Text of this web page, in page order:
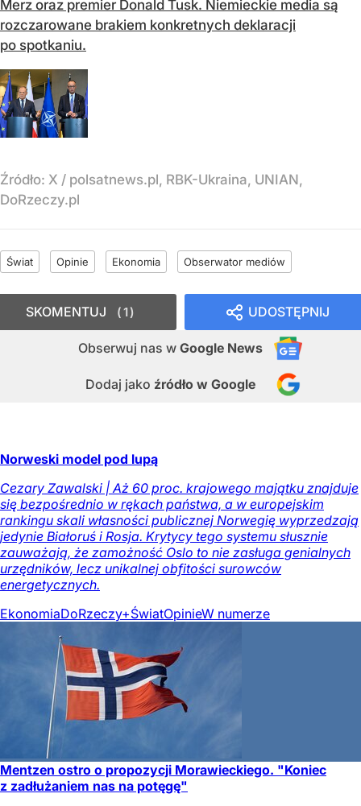
Merz oraz premier Donald Tusk. Niemieckie media są
rozczarowane brakiem konkretnych deklaracji
po spotkaniu.
Źródło: X / polsatnews.pl, RBK-Ukraina, UNIAN,
DoRzeczy.pl
Świat Opinie Ekonomia Obserwator mediów
UDOSTĘPNIJ
Obserwuj nas w Google News
Dodaj jako źródło w Google
SKOMENTUJ 1
Norweski model pod lupą
Cezary Zawalski | Aż 60 proc. krajowego majątku znajduje
się bezpośrednio w rękach państwa, a w europejskim
rankingu skali własności publicznej Norwegię wyprzedzają
jedynie Białoruś i Rosja. Krytycy tego systemu słusznie
zauważają, że zamożność Oslo to nie zasługa genialnych
urzędników, lecz unikalnej obfitości surowców
energetycznych.
EkonomiaDoRzeczy+ŚwiatOpinieW numerze
Mentzen ostro o propozycji Morawieckiego. "Koniec
z zadłużaniem nas na potęgę"